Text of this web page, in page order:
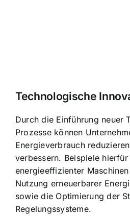
Technologische
Durch die Einführung neuer
Prozesse können
Energieverbrauch
verbessern. Beispiele
energieeffizienter
Nutzung erneuerbarer
sowie die Optimierung der
Regelungssysteme.